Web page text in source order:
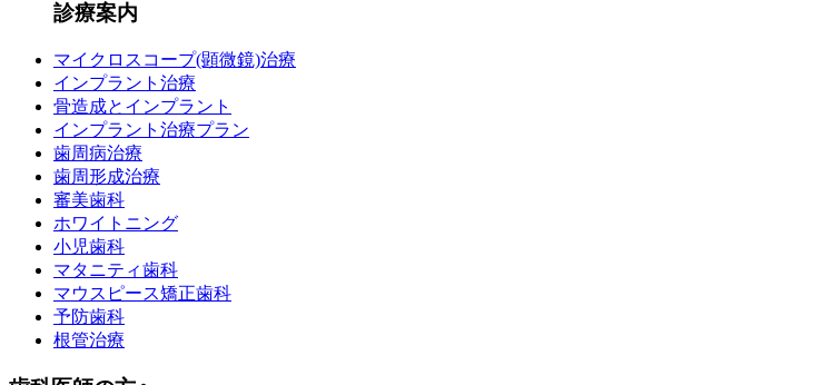
診療案内
マイクロスコープ(顕微鏡)治療
インプラント治療
骨造成とインプラント
インプラント治療プラン
歯周病治療
歯周形成治療
審美歯科
ホワイトニング
小児歯科
マタニティ歯科
マウスピース矯正歯科
予防歯科
根管治療